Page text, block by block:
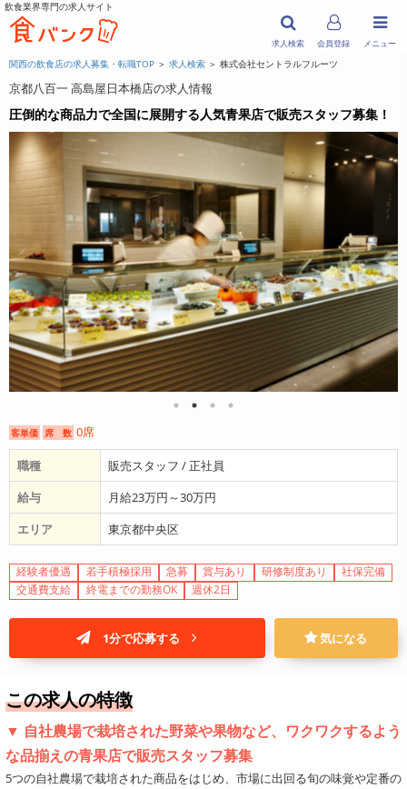
飲食業界専門の求人サイト
メニュー
求人検索 会員登録
関西の飲食店の求人募集・転職TOP ＞ 求人検索 ＞ 株式会社セントラルフルーツ
京都八百一 高島屋日本橋店の求人情報
圧倒的な商品力で全国に展開する人気青果店で販売スタッフ募集！
客単価 席 数 0席
職種
販売スタッフ / 正社員
給与
月給23万円～30万円
エリア
東京都中央区
経験者優遇 若手積極採用 急募 賞与あり 研修制度あり
社保完備
交通費支給
終電までの勤務OK 週休2日
1分で応募する 気になる
この求人の特徴
▼ 自社農場で栽培された野菜や果物など、ワクワクするよう
な品揃えの青果店で販売スタッフ募集
5つの自社農場で栽培された商品をはじめ、市場に出回る旬の味覚や定番の